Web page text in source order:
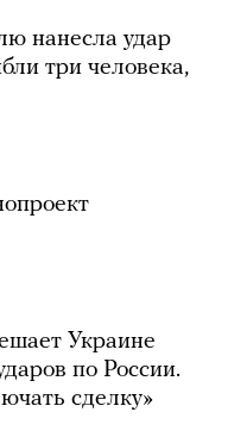
нанесла удар
три человека,
Украине
по России.
сделку»